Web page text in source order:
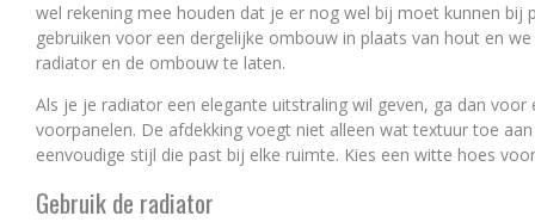
wel rekening mee houden dat je er nog wel bij moet kunnen
gebruiken voor een dergelijke ombouw in plaats van hout en
radiator en de ombouw te laten.
Als je je radiator een elegante uitstraling wil geven, ga dan
voorpanelen. De afdekking voegt niet alleen wat textuur toe
eenvoudige stijl die past bij elke ruimte. Kies een witte hoes
Gebruik de radiator